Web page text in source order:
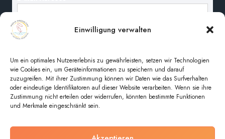
Einwilligung verwalten
Um ein optimales Nutzererlebnis zu gewährleisten, setzen wir Technologien
wie Cookies ein, um Geräteinformationen zu speichern und darauf
zuzugreifen. Mit ihrer Zustimmung können wir Daten wie das Surfverhalten
oder eindeutige Identifikatoren auf dieser Website verarbeiten. Wenn sie ihre
Zustimmung nicht erteilen oder widerrufen, könnten bestimmte Funktionen
und Merkmale eingeschränkt sein.